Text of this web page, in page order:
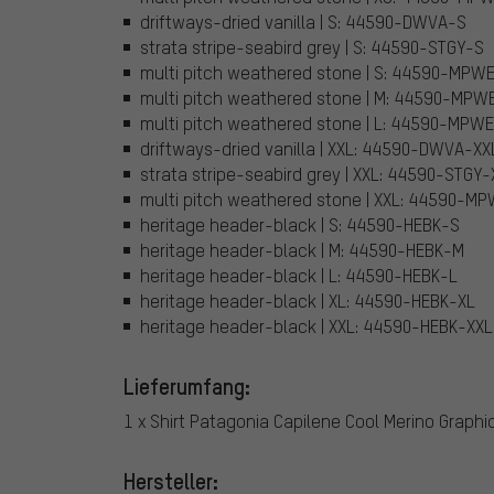
driftways-dried vanilla | S: 44590-DWVA-S
strata stripe-seabird grey | S: 44590-STGY-S
multi pitch weathered stone | S: 44590-
multi pitch weathered stone | M: 44590-
multi pitch weathered stone | L: 44590-
driftways-dried vanilla | XXL: 44590-DWVA-XXL
strata stripe-seabird grey | XXL: 44590-STGY-
multi pitch weathered stone | XXL: 44590-
heritage header-black | S: 44590-HEBK-S
heritage header-black | M: 44590-HEBK-M
heritage header-black | L: 44590-HEBK-L
heritage header-black | XL: 44590-HEBK-XL
heritage header-black | XXL: 44590-HEBK-XXL
Lieferumfang:
1 x Shirt Patagonia Capilene Cool Merino
Hersteller: